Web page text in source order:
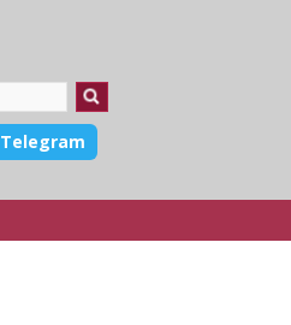
Telegram